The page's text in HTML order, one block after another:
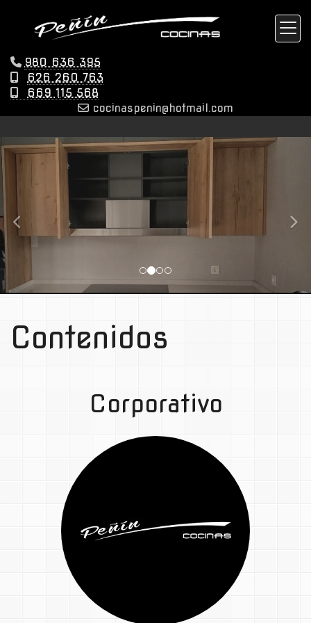
980 636 395
626 260 763
669 115 568
cocinaspenin
hotmail.com
prev
Contenidos
Corporativo